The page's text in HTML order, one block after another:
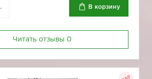
В корзину
Читать отзывы 0